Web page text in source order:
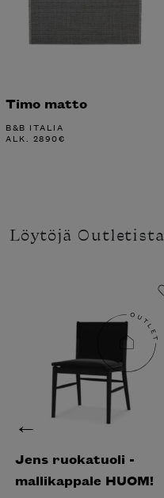
Timo matto
B&B ITALIA
ALK. 2890€
Löytöjä Outletista
Jens ruokatuoli -
mallikappale HUOM!